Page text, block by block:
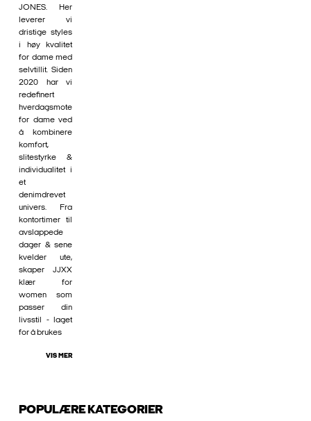
JONES. Her
leverer vi
dristige styles
i høy kvalitet
for dame med
selvtillit. Siden
2020 har vi
redefinert
hverdagsmote
for dame ved
å kombinere
komfort,
slitestyrke &
individualitet i
et
denimdrevet
univers. Fra
kontortimer til
avslappede
dager & sene
kvelder ute,
skaper JJXX
klær for
women som
passer din
livsstil - laget
for å brukes
VIS MER
POPULÆRE KATEGORIER